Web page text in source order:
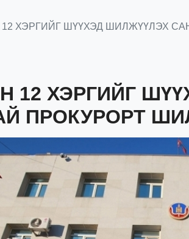
12 ХЭРГИЙГ ШҮҮХЭД ШИЛЖҮҮЛЭХ
12 ХЭРГИЙГ
ПРОКУРОРТ